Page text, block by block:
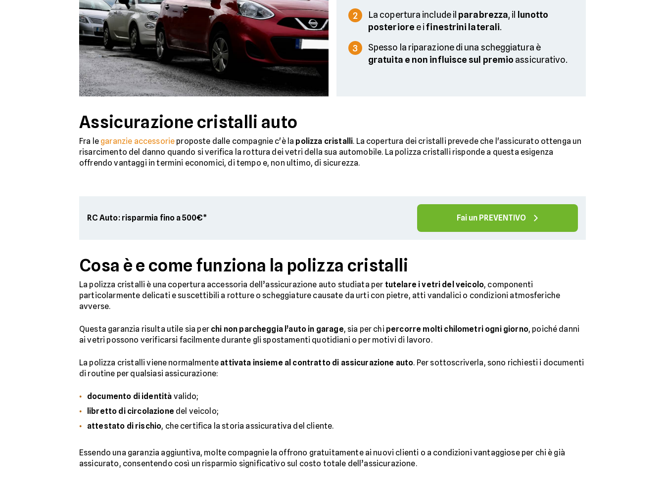
2 La copertura include il parabrezza, il
lunotto
posteriore e ifinestrini laterali.
3
Spesso la riparazione di una scheggiatura è
gratuita e non influisce sul premio assicurativo.
Assicurazione cristalli auto
Fra le garanzie accessorie proposte dalle compagnie c'è la polizza cristalli. La copertura dei cristalli prevede che l'assicurato ottenga un
risarcimento del danno quando si verifica la rottura dei vetri della sua automobile. La polizza cristalli risponde a questa esigenza
offrendo vantaggi in termini economici, di tempo e, non ultimo, di sicurezza.
RC Auto: risparmia fino a 500€* Fai un PREVENTIVO
Cosa è e come funziona la polizza cristalli
La polizza cristalli è una copertura accessoria dell’assicurazione auto studiata per tutelare i vetri del veicolo, componenti
particolarmente delicati e suscettibili a rotture o scheggiature causate da urti con pietre, atti vandalici o condizioni atmosferiche
avverse.
Questa garanzia risulta utile sia per chi non parcheggia l’auto in garage, sia per chi percorre molti chilometri ogni giorno, poiché danni
ai vetri possono verificarsi facilmente durante gli spostamenti quotidiani o per motivi di lavoro.
La polizza cristalli viene normalmente attivata insieme al contratto di assicurazione auto. Per sottoscriverla, sono richiesti i documenti
di routine per qualsiasi assicurazione:
documento di identità valido;
libretto di circolazione del veicolo;
attestato di rischio, che certifica la storia assicurativa del cliente.
Essendo una garanzia aggiuntiva, molte compagnie la offrono gratuitamente ai nuovi clienti o a condizioni vantaggiose per chi è già
assicurato, consentendo così un risparmio significativo sul costo totale dell’assicurazione.